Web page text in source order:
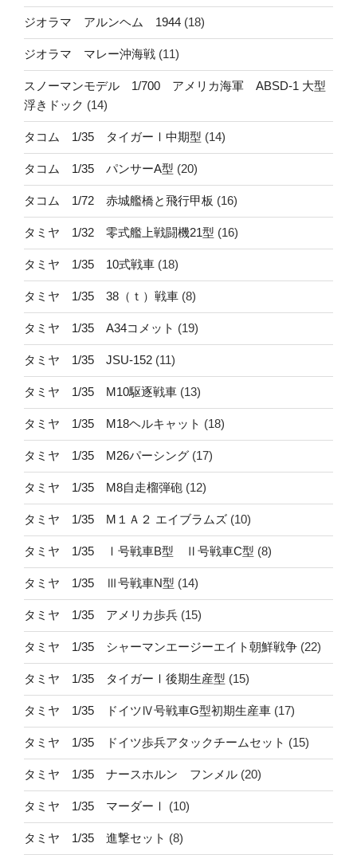
ジオラマ アルンヘム 1944 (18)
ジオラマ マレー沖海戦 (11)
スノーマンモデル 1/700 アメリカ海軍 ABSD-1 大型
浮きドック (14)
タコム 1/35 タイガーⅠ中期型 (14)
タコム 1/35 パンサーA型 (20)
タコム 1/72 赤城艦橋と飛行甲板 (16)
タミヤ 1/32 零式艦上戦闘機21型 (16)
タミヤ 1/35 10式戦車 (18)
タミヤ 1/35 38（ｔ）戦車 (8)
タミヤ 1/35 A34コメット (19)
タミヤ 1/35 JSU-152 (11)
タミヤ 1/35 M10駆逐戦車 (13)
タミヤ 1/35 M18ヘルキャット (18)
タミヤ 1/35 M26パーシング (17)
タミヤ 1/35 M8自走榴弾砲 (12)
タミヤ 1/35 M１Ａ２ エイブラムズ (10)
タミヤ 1/35 Ⅰ号戦車B型 Ⅱ号戦車C型 (8)
タミヤ 1/35 Ⅲ号戦車N型 (14)
タミヤ 1/35 アメリカ歩兵 (15)
タミヤ 1/35 シャーマンエージーエイト朝鮮戦争 (22)
タミヤ 1/35 タイガーⅠ後期生産型 (15)
タミヤ 1/35 ドイツⅣ号戦車G型初期生産車 (17)
タミヤ 1/35 ドイツ歩兵アタックチームセット (15)
タミヤ 1/35 ナースホルン フンメル (20)
タミヤ 1/35 マーダーⅠ (10)
タミヤ 1/35 進撃セット (8)